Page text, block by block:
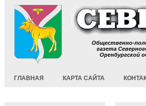
Общественно-
газета
Оренбургской
ГЛАВНАЯ КАРТА САЙТА